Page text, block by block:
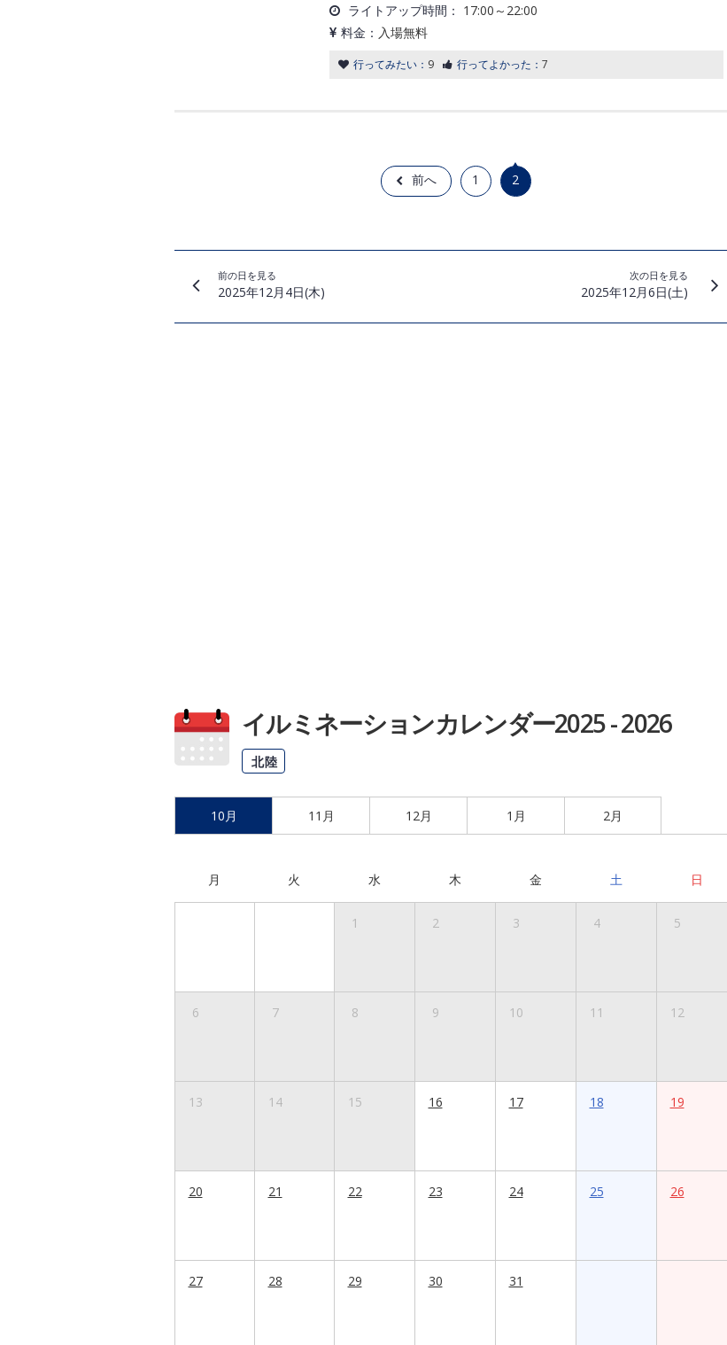
ライトアップ時間： 17:00～22:00
料金： 入場無料
行ってみたい： 9 行ってよかった： 7
前へ 1 2
前の日を見る
2025年12月4日(木)
次の日を見る
2025年12月6日(土)
イルミネーションカレンダー2025 - 2026
北陸
10月 11月 12月 1月 2月
月 火 水 木 金 土 日
1 2 3 4 5
6 7 8 9 10 11 12
13 14 15 16 17 18 19
20 21 22 23 24 25 26
27 28 29 30 31